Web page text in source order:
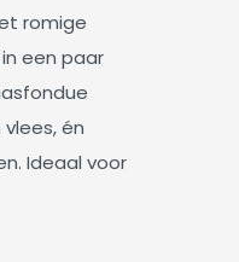
romige
een paar
én
Ideaal voor